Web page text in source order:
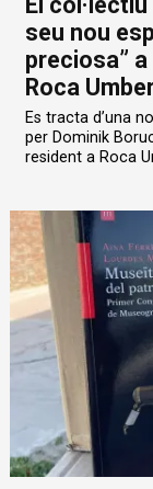
seu nou
preciosa”
Roca
Es tracta d’una
per Dominik
resident a Roca